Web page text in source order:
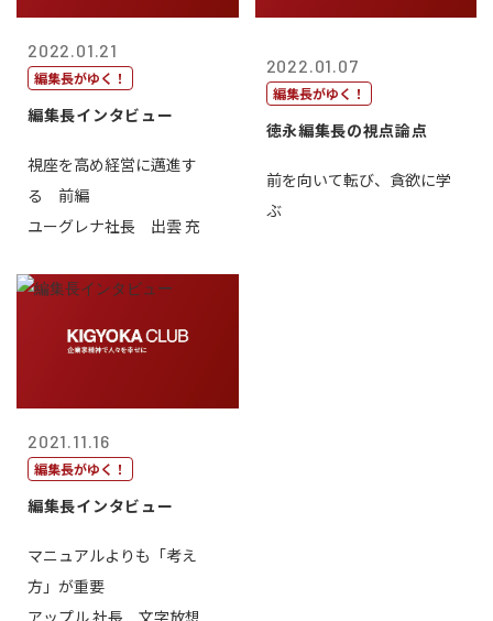
2022.01.21
編集長がゆく！
編集長インタビュー
視座を高め経営に邁進す
る 前編
ユーグレナ社長 出雲 充
2022.01.07
編集長がゆく！
徳永編集長の視点論点
前を向いて転び、貪欲に学
ぶ
2021.11.16
編集長がゆく！
編集長インタビュー
マニュアルよりも「考え
方」が重要
アップル 社長 文字放想